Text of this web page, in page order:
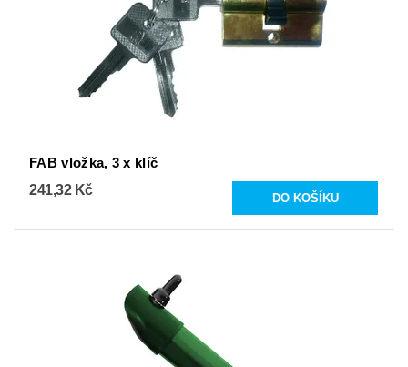
FAB vložka, 3 x klíč
241,32 Kč